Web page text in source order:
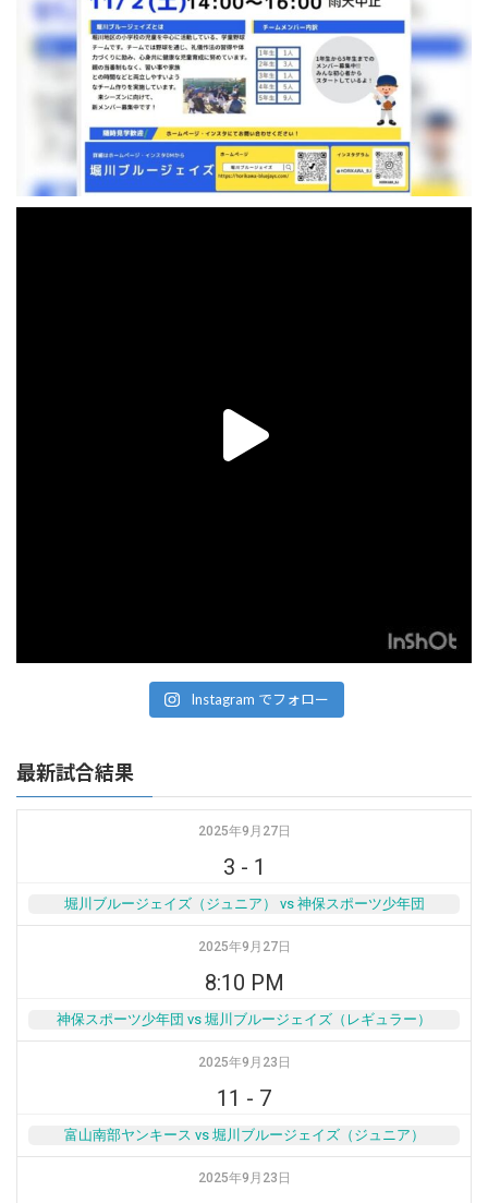
Instagram でフォロー
最新試合結果
2025年9月27日
3 - 1
堀川ブルージェイズ（ジュニア） vs 神保スポーツ少年団
2025年9月27日
8:10 PM
神保スポーツ少年団 vs 堀川ブルージェイズ（レギュラー）
2025年9月23日
11 - 7
富山南部ヤンキース vs 堀川ブルージェイズ（ジュニア）
2025年9月23日